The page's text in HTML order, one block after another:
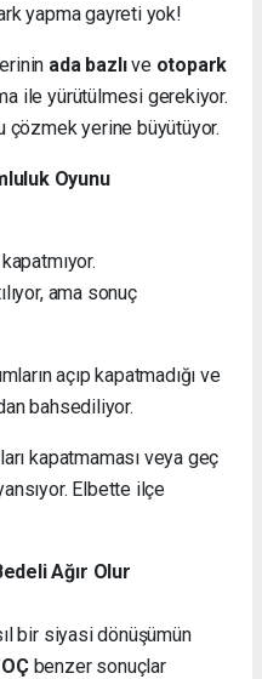
yapma gayreti yok!
ada bazlıve otopark
ile yürütülmesi gerekiyor.
çözmek yerine büyütüyor.
Oyunu
ama sonuç
açıp kapatmadığı ve
bahsediliyor.
kapatmaması veya geç
Elbette ilçe
Ağır Olur
bir siyasi dönüşümün
benzer sonuçlar